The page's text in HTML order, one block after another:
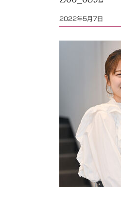
2022年5月7日